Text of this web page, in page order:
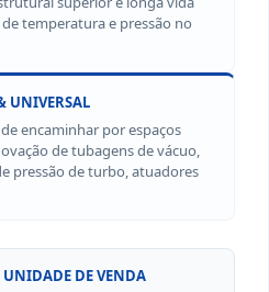
temperatura e pressão no
UNIVERSAL
encaminhar por espaços
de tubagens de vácuo,
pressão de turbo, atuadores
UNIDADE DE VENDA